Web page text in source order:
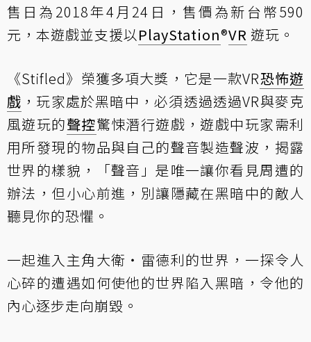
售日為2018年4月24日，售價為新台幣590
元，本遊戲並支援以PlayStation®VR 遊玩。
《Stifled》榮獲多項大獎，它是一款VR恐怖遊
戲 ，玩家處於黑暗中，必須透過透過VR與麥克
風遊玩的聲控驚悚潛行遊戲，遊戲中玩家需利
用所發現的物品與自己的聲音製造聲波，揭露
世界的樣貌，「聲音」是唯一讓你看見周遭的
辦法，但小心前進，別讓隱藏在黑暗中的敵人
聽見你的恐懼。
一起進入主角大衛・雷德利的世界，一探令人
心碎的遭遇如何使他的世界陷入黑暗，令他的
內心逐步走向崩毀。